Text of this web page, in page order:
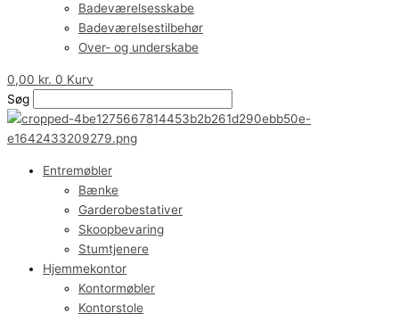
Badeværelsesskabe
Badeværelsestilbehør
Over- og underskabe
0,00 kr. 0 Kurv
Søg
Entremøbler
Bænke
Garderobestativer
Skoopbevaring
Stumtjenere
Hjemmekontor
Kontormøbler
Kontorstole